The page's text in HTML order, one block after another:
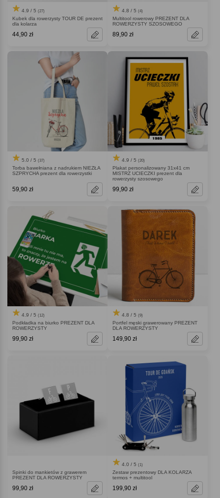
4.9 / 5 (27)
Kubek dla rowerzysty TOUR DE prezent
dla kolarza
44,90 zł
4.8 / 5 (4)
Multitool rowerowy PREZENT DLA
ROWERZYSTY SZOSOWEGO
89,90 zł
5.0 / 5 (37)
Torba bawełniana z nadrukiem NIEZŁA
SZPRYCHA prezent dla rowerzystki
59,90 zł
4.9 / 5 (20)
Plakat personalizowany 31x41 cm
MISTRZ UCIECZKI prezent dla
rowerzysty szosowego
99,90 zł
4.9 / 5 (12)
Podkładka na biurko PREZENT DLA
ROWERZYSTY
99,90 zł
4.8 / 5 (9)
Portfel męski grawerowany PREZENT
DLA ROWERZYSTY
149,90 zł
Spinki do mankietów z grawerem
PREZENT DLA ROWERZYSTY
99,90 zł
4.0 / 5 (1)
Zestaw prezentowy DLA KOLARZA
termos + multitool
199,90 zł